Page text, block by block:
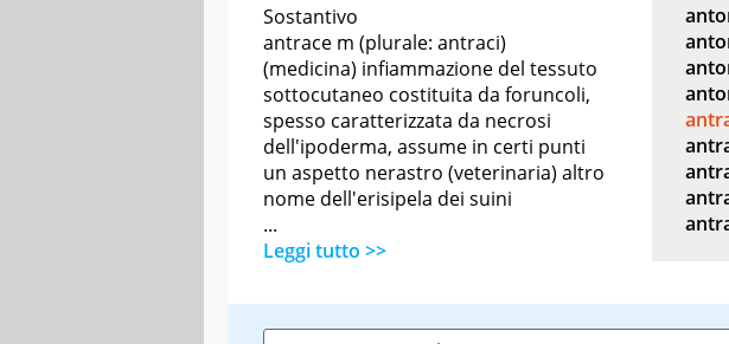
Sostantivo
antrace m (plurale: antraci)
(medicina) infiammazione del tessuto
sottocutaneo costituita da foruncoli,
spesso caratterizzata da necrosi
dell'ipoderma, assume in certi punti
un aspetto nerastro (veterinaria) altro
nome dell'erisipela dei suini
...
Leggi tutto >>